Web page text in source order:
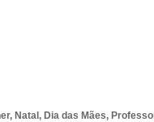
Natal, Dia das Mães,